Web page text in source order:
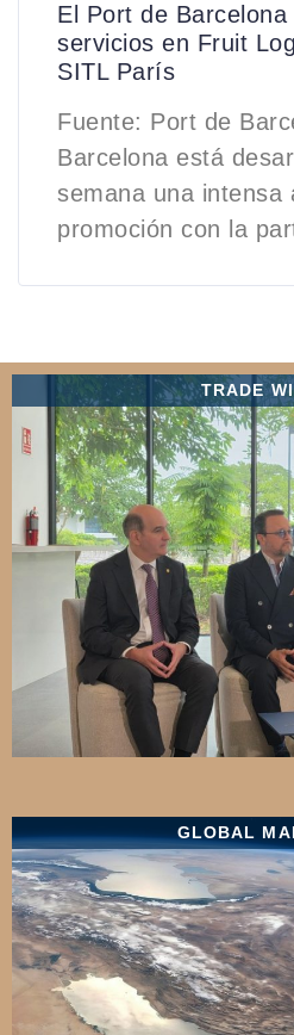
El Port de
servicios en Fruit
SITL París
Fuente: Port de
Barcelona está
semana una intensa
promoción con la
TRADE
GLOBAL